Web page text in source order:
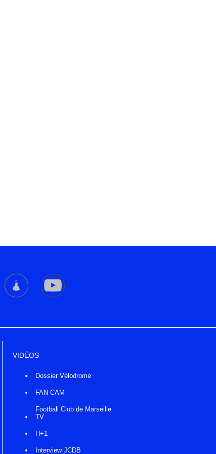
VIDÉOS
Dossier Vélodrome
FAN CAM
Football Club de Marseille
TV
H+1
Interview JCDB